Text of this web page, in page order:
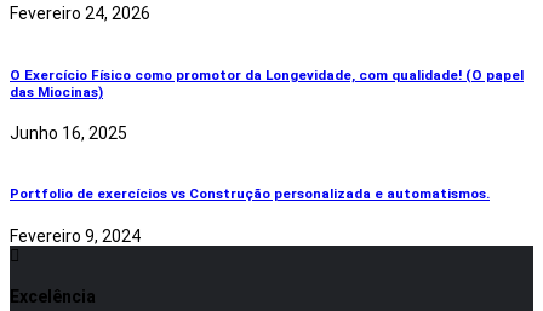
Fevereiro 24, 2026
O Exercício Físico como promotor da Longevidade, com qualidade! (O papel
das Miocinas)
Junho 16, 2025
Portfolio de exercícios vs Construção personalizada e automatismos.
Fevereiro 9, 2024
Excelência